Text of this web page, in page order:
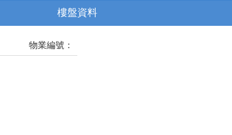
樓盤資料
物業編號：